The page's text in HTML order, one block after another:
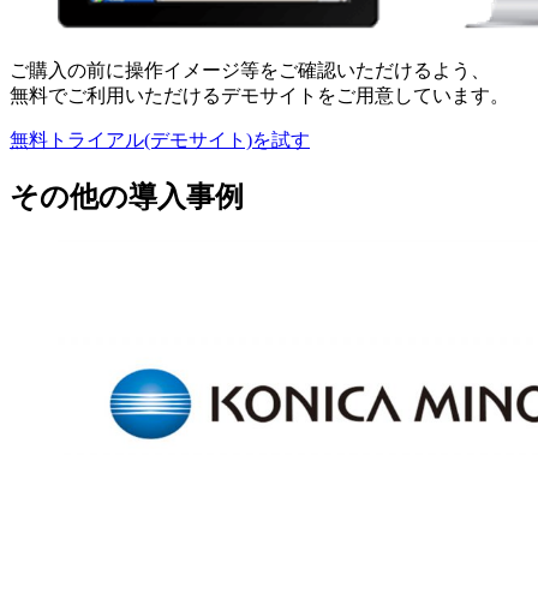
ご購入の前に操作イメージ等をご確認いただけるよう、
無料でご利用いただけるデモサイトをご用意しています。
無料トライアル(デモサイト)を試す
その他の導入事例